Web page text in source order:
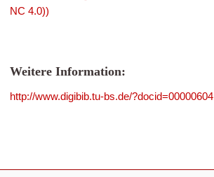
NC 4.0))
Weitere Information:
http://www.digibib.tu-bs.de/?docid=00000604